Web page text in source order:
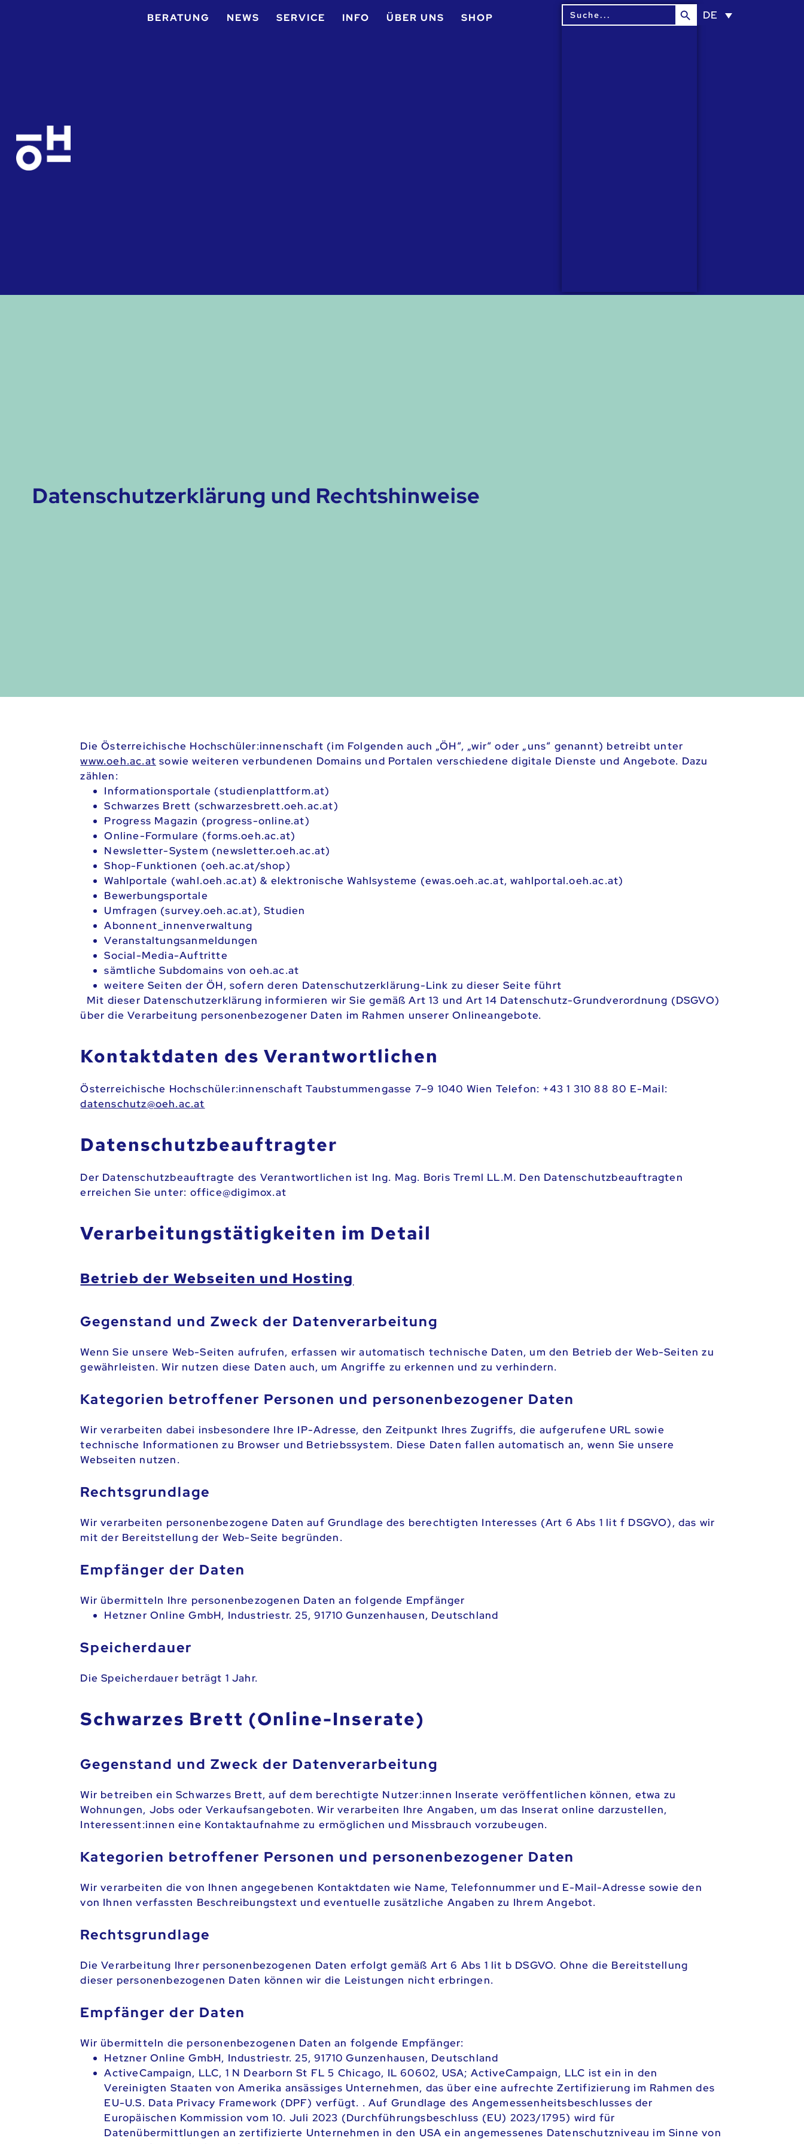
BERATUNG NEWS SERVICE INFO ÜBER UNS SHOP
Search
for:
Search Button
DE
Datenschutzerklärung und Rechtshinweise
Die Österreichische Hochschüler:innen­schaft (im Folgenden auch „ÖH“, „wir“ oder „uns“ genannt) betreibt unter
www.oeh.ac.at sowie weiteren verbundenen Domains und Portalen verschiedene digitale Dienste und Angebote. Dazu
zählen:
Informationsportale (studienplattform.at)
Schwarzes Brett (schwarzesbrett.oeh.ac.at)
Progress Magazin (progress-online.at)
Online-Formulare (forms.oeh.ac.at)
Newsletter-System (newsletter.oeh.ac.at)
Shop-Funktionen (oeh.ac.at/shop)
Wahlportale (wahl.oeh.ac.at) & elektronische Wahlsysteme (ewas.oeh.ac.at, wahlportal.oeh.ac.at)
Bewerbungsportale
Umfragen (survey.oeh.ac.at), Studien
Abonnent_innenverwaltung
Veranstaltungsanmeldungen
Social-Media-Auftritte
sämtliche Subdomains von oeh.ac.at
weitere Seiten der ÖH, sofern deren Datenschutzerklärung-Link zu dieser Seite führt
Mit dieser Datenschutzerklärung informieren wir Sie gemäß Art 13 und Art 14 Datenschutz-Grundverordnung (DSGVO)
über die Verarbeitung personenbezogener Daten im Rahmen unserer Onlineangebote.
Kontaktdaten des Verantwortlichen
Österreichische Hochschüler:innenschaft Taubstummengasse 7–9 1040 Wien Telefon: +43 1 310 88 80 E-Mail:
ta.ca.heo@ztuhcsnetad
Datenschutzbeauftragter
Der Datenschutzbeauftragte des Verantwortlichen ist Ing. Mag. Boris Treml LL.M. Den Datenschutzbeauftragten
erreichen Sie unter: ta.xomigid@eciffo
Verarbeitungstätigkeiten im Detail
Betrieb der Webseiten und Hosting
Gegenstand und Zweck der Datenverarbeitung
Wenn Sie unsere Web-Seiten aufrufen, erfassen wir automatisch technische Daten, um den Betrieb der Web-Seiten zu
gewährleisten. Wir nutzen diese Daten auch, um Angriffe zu erkennen und zu verhindern.
Kategorien betroffener Personen und personenbezogener Daten
Wir verarbeiten dabei insbesondere Ihre IP-Adresse, den Zeitpunkt Ihres Zugriffs, die aufgerufene URL sowie
technische Informationen zu Browser und Betriebssystem. Diese Daten fallen automatisch an, wenn Sie unsere
Webseiten nutzen.
Rechtsgrundlage
Wir verarbeiten personenbezogene Daten auf Grundlage des berechtigten Interesses (Art 6 Abs 1 lit f DSGVO), das wir
mit der Bereitstellung der Web-Seite begründen.
Empfänger der Daten
Wir übermitteln Ihre personenbezogenen Daten an folgende Empfänger
Hetzner Online GmbH, Industriestr. 25, 91710 Gunzenhausen, Deutschland
Speicherdauer
Die Speicherdauer beträgt 1 Jahr.
Schwarzes Brett (Online-Inserate)
Gegenstand und Zweck der Datenverarbeitung
Wir betreiben ein Schwarzes Brett, auf dem berechtigte Nutzer:innen Inserate veröffentlichen können, etwa zu
Wohnungen, Jobs oder Verkaufsangeboten. Wir verarbeiten Ihre Angaben, um das Inserat online darzustellen,
Interessent:innen eine Kontaktaufnahme zu ermöglichen und Missbrauch vorzubeugen.
Kategorien betroffener Personen und personenbezogener Daten
Wir verarbeiten die von Ihnen angegebenen Kontaktdaten wie Name, Telefonnummer und E-Mail-Adresse sowie den
von Ihnen verfassten Beschreibungstext und eventuelle zusätzliche Angaben zu Ihrem Angebot.
Rechtsgrundlage
Die Verarbeitung Ihrer personenbezogenen Daten erfolgt gemäß Art 6 Abs 1 lit b DSGVO. Ohne die Bereitstellung
dieser personenbezogenen Daten können wir die Leistungen nicht erbringen.
Empfänger der Daten
Wir übermitteln die personenbezogenen Daten an folgende Empfänger:
Hetzner Online GmbH, Industriestr. 25, 91710 Gunzenhausen, Deutschland
ActiveCampaign, LLC, 1 N Dearborn St FL 5 Chicago, IL 60602, USA; ActiveCampaign, LLC ist ein in den
Vereinigten Staaten von Amerika ansässiges Unternehmen, das über eine aufrechte Zertifizierung im Rahmen des
EU-U.S. Data Privacy Framework (DPF) verfügt. . Auf Grundlage des Angemessenheitsbeschlusses der
Europäischen Kommission vom 10. Juli 2023 (Durchführungsbeschluss (EU) 2023/1795) wird für
Datenübermittlungen an zertifizierte Unternehmen in den USA ein angemessenes Datenschutzniveau im Sinne von